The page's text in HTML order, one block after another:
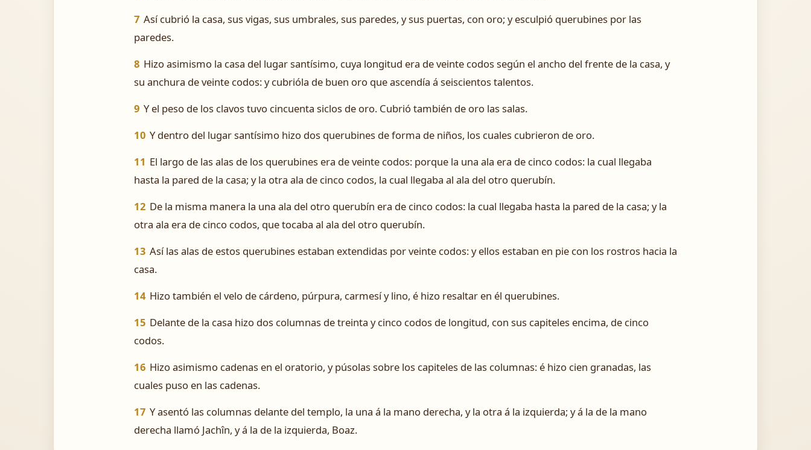
7 Así cubrió la casa, sus vigas, sus umbrales, sus paredes, y sus puertas, con oro; y esculpió querubines por las
paredes.
8 Hizo asimismo la casa del lugar santísimo, cuya longitud era de veinte codos según el ancho del frente de la casa, y
su anchura de veinte codos: y cubrióla de buen oro que ascendía á seiscientos talentos.
9 Y el peso de los clavos tuvo cincuenta siclos de oro. Cubrió también de oro las salas.
10 Y dentro del lugar santísimo hizo dos querubines de forma de niños, los cuales cubrieron de oro.
11 El largo de las alas de los querubines era de veinte codos: porque la una ala era de cinco codos: la cual llegaba
hasta la pared de la casa; y la otra ala de cinco codos, la cual llegaba al ala del otro querubín.
12 De la misma manera la una ala del otro querubín era de cinco codos: la cual llegaba hasta la pared de la casa; y la
otra ala era de cinco codos, que tocaba al ala del otro querubín.
13 Así las alas de estos querubines estaban extendidas por veinte codos: y ellos estaban en pie con los rostros hacia la
casa.
14 Hizo también el velo de cárdeno, púrpura, carmesí y lino, é hizo resaltar en él querubines.
15 Delante de la casa hizo dos columnas de treinta y cinco codos de longitud, con sus capiteles encima, de cinco
codos.
16 Hizo asimismo cadenas en el oratorio, y púsolas sobre los capiteles de las columnas: é hizo cien granadas, las
cuales puso en las cadenas.
17 Y asentó las columnas delante del templo, la una á la mano derecha, y la otra á la izquierda; y á la de la mano
derecha llamó Jachîn, y á la de la izquierda, Boaz.